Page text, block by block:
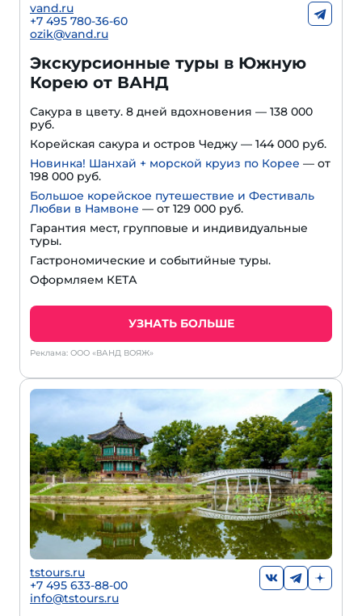
vand.ru
+7 495 780-36-60
ozik@vand.ru
Экскурсионные туры в Южную
Корею от ВАНД
Сакура в цвету. 8 дней вдохновения — 138 000
руб.
Корейская сакура и остров Чеджу — 144 000 руб.
Новинка! Шанхай + морской круиз по Корее — от
198 000 руб.
Большое корейское путешествие и Фестиваль
Любви в Намвоне — от 129 000 руб.
Гарантия мест, групповые и индивидуальные
туры.
Гастрономические и событийные туры.
Оформляем КЕТА
УЗНАТЬ БОЛЬШЕ
Реклама: ООО «ВАНД ВОЯЖ»
tstours.ru
+7 495 633-88-00
info@tstours.ru